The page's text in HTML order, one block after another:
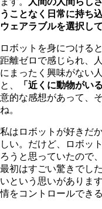
うことなく日常に持ち
ウェアラブルを選択し
ロボットを身につける
距離ゼロで感じられ、
にまったく興味がない
と、
「近くに動物がい
意的な感想があって、
ね。
私はロボットが好きだ
しい。だけど、ロボッ
ろうと思っていたので
最初はすごい驚きでし
いという思いがありま
情をコントロールでき